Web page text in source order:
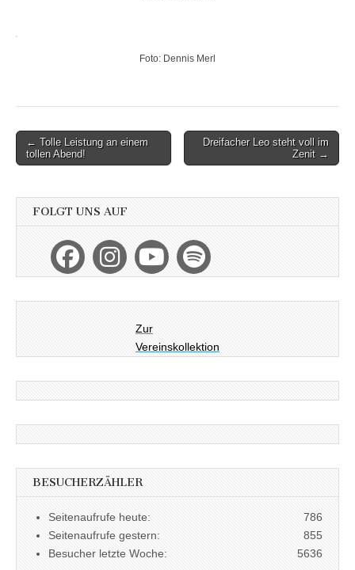
Foto: Dennis Merl
Post
navigation
← Tolle Leistung an einem
tollen Abend!
Dreifacher Leo steht voll im
Zenit →
FOLGT UNS AUF
Zur
Vereinskollektion
BESUCHERZÄHLER
786
Seitenaufrufe heute:
855
Seitenaufrufe gestern:
5636
Besucher letzte Woche: